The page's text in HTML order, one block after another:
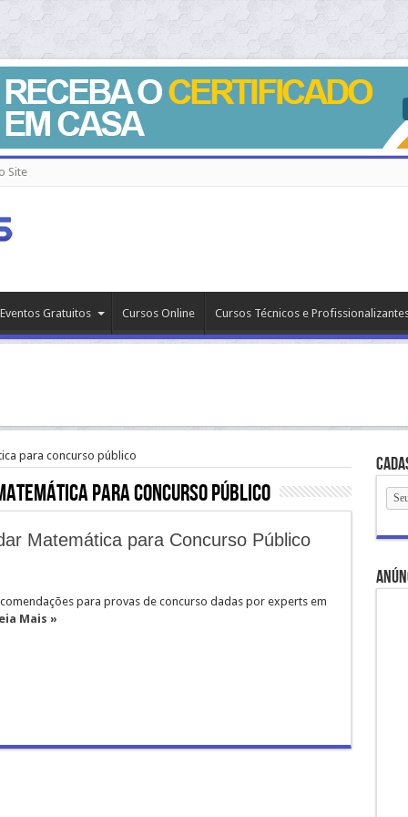
Site
Gratuitos Cursos Online Cursos Técnicos e
para concurso público
para concurso público
Matemática para Concurso Público
para provas de concurso dadas por experts em
Mais »